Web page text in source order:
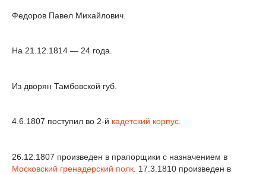
Федоров Павел Михайлович.
На 21.12.1814 — 24 года.
Из дворян Тамбовской губ.
4.6.1807 поступил во 2-й кадетский корпус.
26.12.1807 произведен в прапорщики с назначением в
Московский гренадерский полк . 17.3.1810 произведен в